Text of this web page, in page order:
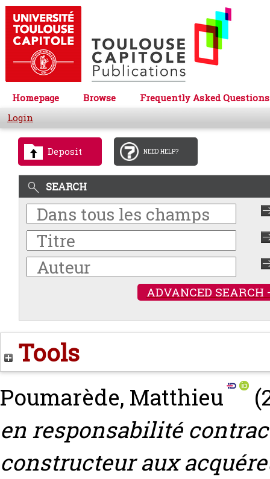
Homepage Browse
Frequently Asked Questions
Login
Deposit NEED HELP?
SEARCH
ADVANCED SEARCH
Tools
Poumarède, Matthieu
en responsabilité
constructeur aux